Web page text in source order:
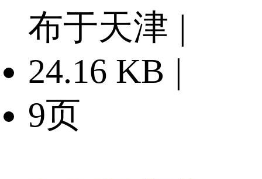
布于天津 |
24.16 KB |
9页